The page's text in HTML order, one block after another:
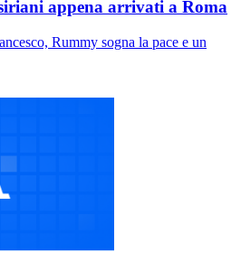
appena arrivati a Roma
Rummy sogna la pace e un